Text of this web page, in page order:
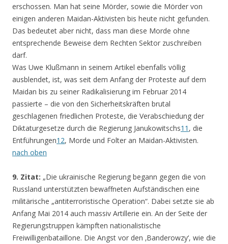
erschossen. Man hat seine Mörder, sowie die Mörder von
einigen anderen Maidan-Aktivisten bis heute nicht gefunden.
Das bedeutet aber nicht, dass man diese Morde ohne
entsprechende Beweise dem Rechten Sektor zuschreiben
darf.
Was Uwe Klußmann in seinem Artikel ebenfalls völlig
ausblendet, ist, was seit dem Anfang der Proteste auf dem
Maidan bis zu seiner Radikalisierung im Februar 2014
passierte – die von den Sicherheitskräften brutal
geschlagenen friedlichen Proteste, die Verabschiedung der
Diktaturgesetze durch die Regierung Janukowitschs11 , die
Entführungen12, Morde und Folter an Maidan-Aktivisten.
nach oben
9. Zitat: „Die ukrainische Regierung begann gegen die von
Russland unterstützten bewaffneten Aufständischen eine
militärische „antiterroristische Operation“. Dabei setzte sie ab
Anfang Mai 2014 auch massiv Artillerie ein. An der Seite der
Regierungstruppen kämpften nationalistische
Freiwilligenbataillone. Die Angst vor den ‚Banderowzy‘, wie die